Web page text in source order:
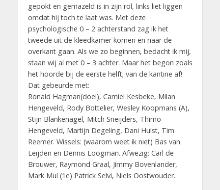
gepokt en gemazeld is in zijn rol, links liet liggen
omdat hij toch te laat was. Met deze
psychologische 0 – 2 achterstand zag ik het
tweede uit de kleedkamer komen en naar de
overkant gaan. Als we zo beginnen, bedacht ik mij,
staan wij al met 0 – 3 achter. Maar het begon zoals
het hoorde bij de eerste helft; van de kantine af!
Dat gebeurde met:
Ronald Hagman(doel), Camiel Kesbeke, Milan
Hengeveld, Rody Bottelier, Wesley Koopmans (A),
Stijn Blankenagel, Mitch Sneijders, Thimo
Hengeveld, Martijn Degeling, Dani Hulst, Tim
Reemer. Wissels: (waarom weet ik niet) Bas van
Leijden en Dennis Loogman. Afwezig: Carl de
Brouwer, Raymond Graal, Jimmy Bovenlander,
Mark Mul (1e) Patrick Selvi, Niels Oostwouder.